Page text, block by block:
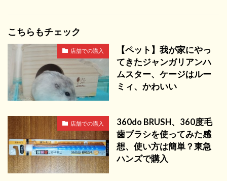
こちらもチェック
店舗での購入
【ペット】我が家にやっ
てきたジャンガリアンハ
ムスター、ケージはルー
ミィ、かわいい
店舗での購入
360do BRUSH、360度毛
歯ブラシを使ってみた感
想、使い方は簡単？東急
ハンズで購入